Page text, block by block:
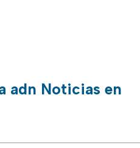
adn Noticias en